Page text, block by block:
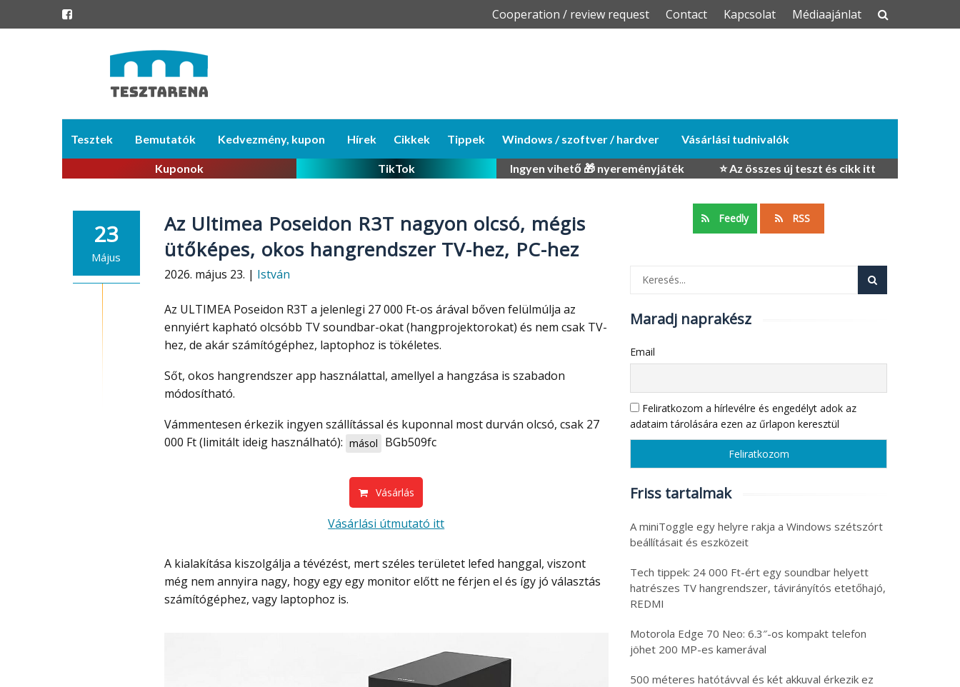
Skip
Cooperation / review request Contact Kapcsolat Médiaajánlat
content
Tesztek Bemutatók Kedvezmény, kupon Hírek Cikkek Tippek Windows / szoftver / hardver Vásárlási tudnivalók
Kuponok TikTok Ingyen vihető 🎁 nyereményjáték ⭐ Az összes új teszt és cikk itt
23
Május
Az Ultimea Poseidon R3T nagyon olcsó, mégis
ütőképes, okos hangrendszer TV-hez, PC-hez
2026. május 23. | István
Az ULTIMEA Poseidon R3T a jelenlegi 27 000 Ft-os árával bőven felülmúlja az
ennyiért kapható olcsóbb TV soundbar-okat (hangprojektorokat) és nem csak TV-
hez, de akár számítógéphez, laptophoz is tökéletes.
Sőt, okos hangrendszer app használattal, amellyel a hangzása is szabadon
módosítható.
Vámmentesen érkezik ingyen szállítással és kuponnal most durván olcsó, csak 27
000 Ft (limitált ideig használható): másol BGb509fc
Vásárlás
Vásárlási útmutató itt
A kialakítása kiszolgálja a tévézést, mert széles területet lefed hanggal, viszont
még nem annyira nagy, hogy egy egy monitor előtt ne férjen el és így jó választás
számítógéphez, vagy laptophoz is.
Feedly RSS
Maradj naprakész
Email
Feliratkozom a hírlevélre és engedélyt adok az
adataim tárolására ezen az űrlapon keresztül
Friss tartalmak
A miniToggle egy helyre rakja a Windows szétszórt
beállításait és eszközeit
Tech tippek: 24 000 Ft-ért egy soundbar helyett
hatrészes TV hangrendszer, távirányítós etetőhajó,
REDMI
Motorola Edge 70 Neo: 6.3″-os kompakt telefon
jöhet 200 MP-es kamerával
500 méteres hatótávval és két akkuval érkezik ez